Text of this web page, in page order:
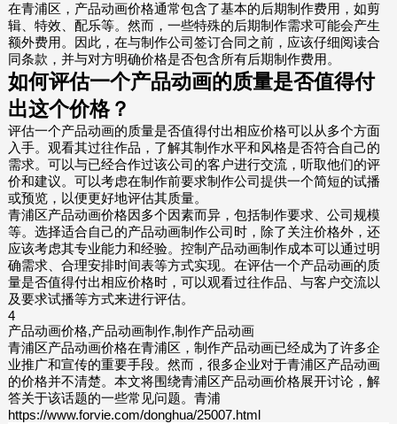
在青浦区，产品动画价格通常包含了基本的后期制作费用，如剪
辑、特效、配乐等。然而，一些特殊的后期制作需求可能会产生
额外费用。因此，在与制作公司签订合同之前，应该仔细阅读合
同条款，并与对方明确价格是否包含所有后期制作费用。
如何评估一个产品动画的质量是否值得付
出这个价格？
评估一个产品动画的质量是否值得付出相应价格可以从多个方面
入手。观看其过往作品，了解其制作水平和风格是否符合自己的
需求。可以与已经合作过该公司的客户进行交流，听取他们的评
价和建议。可以考虑在制作前要求制作公司提供一个简短的试播
或预览，以便更好地评估其质量。
青浦区产品动画价格因多个因素而异，包括制作要求、公司规模
等。选择适合自己的产品动画制作公司时，除了关注价格外，还
应该考虑其专业能力和经验。控制产品动画制作成本可以通过明
确需求、合理安排时间表等方式实现。在评估一个产品动画的质
量是否值得付出相应价格时，可以观看过往作品、与客户交流以
及要求试播等方式来进行评估。
4
产品动画价格,产品动画制作,制作产品动画
青浦区产品动画价格在青浦区，制作产品动画已经成为了许多企
业推广和宣传的重要手段。然而，很多企业对于青浦区产品动画
的价格并不清楚。本文将围绕青浦区产品动画价格展开讨论，解
答关于该话题的一些常见问题。青浦
https://www.forvie.com/donghua/25007.html